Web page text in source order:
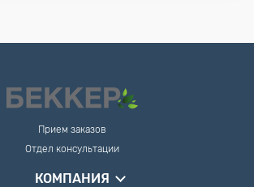
Прием заказов
Отдел консультации
КОМПАНИЯ